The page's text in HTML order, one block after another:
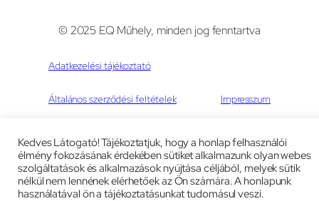
© 2025 EQ Műhely, minden jog fenntartva
Adatkezelési tájékoztató
Általános szerződési feltételek Impresszum
Kedves Látogató! Tájékoztatjuk, hogy a honlap felhasználói
élmény fokozásának érdekében sütiket alkalmazunk olyan webes
szolgáltatások és alkalmazások nyújtása céljából, melyek sütik
nélkül nem lennének elérhetőek az Ön számára. A honlapunk
használatával ön a tájékoztatásunkat tudomásul veszi.